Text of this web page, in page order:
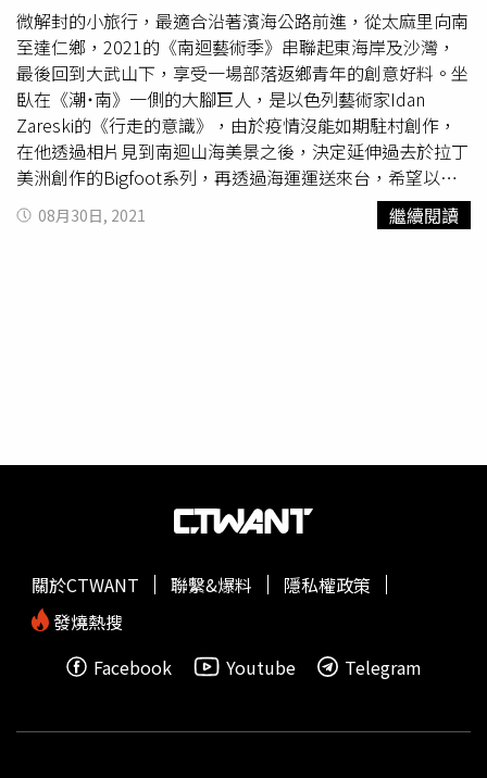
微解封的小旅行，最適合沿著濱海公路前進，從太麻里向南
至達仁鄉，2021的《南迴藝術季》串聯起東海岸及沙灣，
最後回到大武山下，享受一場部落返鄉青年的創意好料。坐
臥在《潮˙南》一側的大腳巨人，是以色列藝術家Idan
Zareski的《行走的意識》，由於疫情沒能如期駐村創作，
在他透過相片見到南迴山海美景之後，決定延伸過去於拉丁
美洲創作的Bigfoot系列，再透過海運運送來台，希望以赤
足巨人串起南迴與世界的美好連結。秘境沙灘 現隱藏作品
再往南穿過涵洞抵達金崙部落的秘境沙灘，猶如一幅立體畫
藝術家以兩張對視凝望的臉，代表家鄉對在外子女親情的思
達興部落，以自家門牌命名的「達興山
號」，是北漂廚師阿泰哥帶著城市女孩回到故鄉定居的料理
廚房。曾待過台北凱薩、台北福華、知本老爺等五星級飯店
的他，以擅長的西式手法料理在地食材，小漁港捕撈的新鮮
漁獲、祖父母自種野菜、老爸爸採集的山芋都是玩轉部落料
餚。（圖／焦正德攝）以洛神花、小米酒結合西式甜點布朗
著調味好的小米、豬肉，再用芒草綑綁、蒸熟，這是排灣族
08月30日, 2021 繼續閱讀
關於CTWANT 聯繫&爆料
隱私權政策
發燒熱搜
Facebook
Youtube Telegram